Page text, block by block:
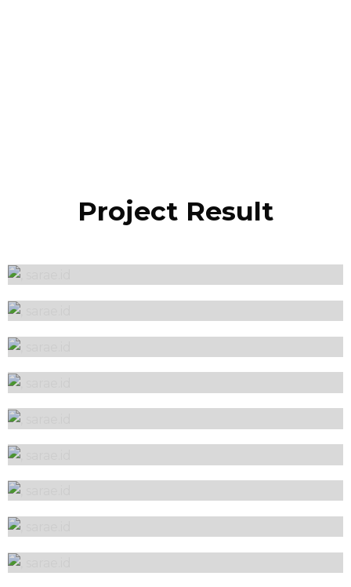
Project Result
Kitchen Set
Kitchen Set
Kitchen Set
Kitchen Set
Kitchen Set
Kitchen Set
Kitchen Set
Kitchen Set
Kitchen Set